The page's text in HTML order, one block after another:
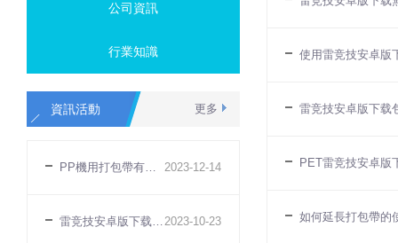
公司資訊
行業知識
更多
資訊活動
2023-12-14
PP機用打包帶有哪些特點
2023-10-23
雷竞技安卓版下载無法打緊原因
使用雷竞技安卓版
雷竞技安卓版下载
PET雷竞技安卓版
如何延長打包帶的